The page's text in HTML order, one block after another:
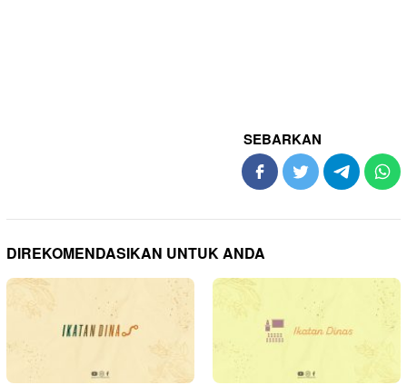
SEBARKAN
DIREKOMENDASIKAN UNTUK ANDA